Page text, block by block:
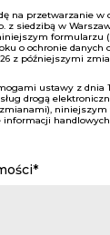
na przetwarzanie w
z siedzibą w
formularzu
o ochronie danych
z późniejszymi
ustawy z dnia
drogą
niniejszym
handlowych